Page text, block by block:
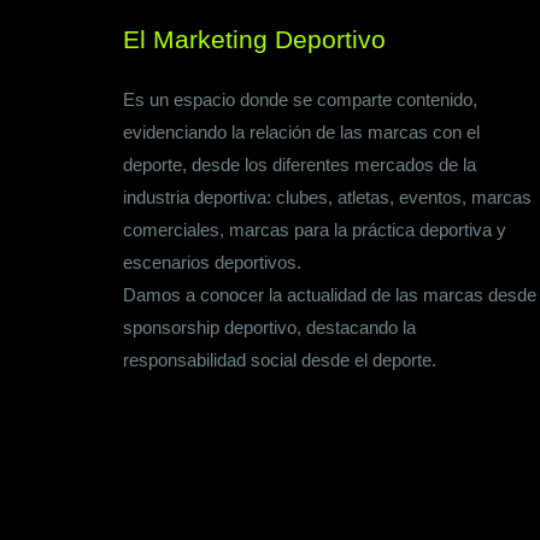
El Marketing Deportivo
Es un espacio donde se comparte contenido,
evidenciando la relación de las marcas con el
deporte, desde los diferentes mercados de la
industria deportiva: clubes, atletas, eventos, marcas
comerciales, marcas para la práctica deportiva y
escenarios deportivos.
Damos a conocer la actualidad de las marcas desde
sponsorship deportivo, destacando la
responsabilidad social desde el deporte.